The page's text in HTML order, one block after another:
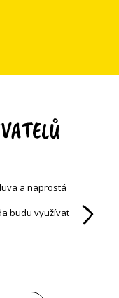
a naprostá
budu využívat
rušit a
a